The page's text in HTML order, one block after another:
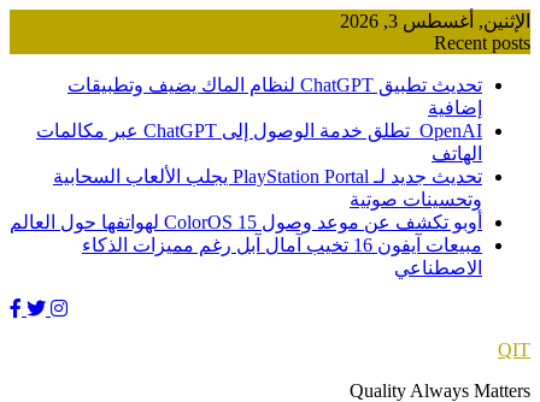
Skip
to
الإثنين, أغسطس 3, 2026
Recent posts
تحديث تطبيق ChatGPT لنظام الماك يضيف وتطبيقات
إضافية
OpenAI تطلق خدمة الوصول إلى ChatGPT عبر مكالمات
الهاتف
تحديث جديد لـ PlayStation Portal يجلب الألعاب السحابية
وتحسينات صوتية
أوبو تكشف عن موعد وصول ColorOS 15 لهواتفها حول العالم
مبيعات آيفون 16 تخيب آمال آبل رغم مميزات الذكاء
الاصطناعي
QIT
Quality Always Matters